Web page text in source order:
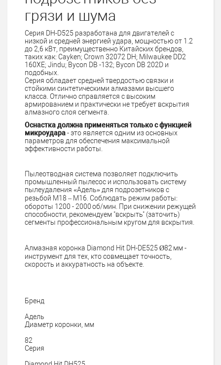
грязи и шума
Серия DH-D525 разработана для двигателей с
низкой и средней энергией удара, мощностью от 1.2
до 2,6 кВт, преимущественно Китайских брендов,
таких как: Cayken; Crown 32072 DH; Milwaukee DD2
160XE; Jindu; Bycon DB -132; Bycon DB 202D и
подобных.
Серия обладает средней твердостью связки и
стойкими синтетическими алмазами высшего
класса. Отлично справляется с высоким
армированием и практически не требует вскрытия
алмазного слоя сегмента.
Оснастка должна применяться только с функцией
микроудара- это является одним из основных
параметров для обеспечения максимальной
эффективности работы.
Пылеотводная система позволяет подключить
промышленный пылесос и использовать систему
пылеудаления «Адель» для подрозетников с
резьбой M18 – М16. Соблюдать режим работы:
обороты 1200 - 2000 об/мин. При снижении режущей
способности, рекомендуем "вскрыть" (заточить)
сегменты профессиональным кругом для вскрытия.
Алмазная коронка Diamond Hit DH-DE525 Ø82 мм -
инструмент для тех, кто совмещает точность,
скорость и аккуратность на объекте.
Бренд
Адель
Диаметр коронки, мм
82
Серия